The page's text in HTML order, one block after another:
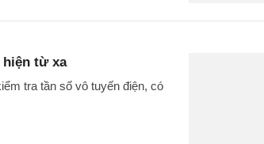
hiện từ xa
tra tần số vô tuyến điện, có